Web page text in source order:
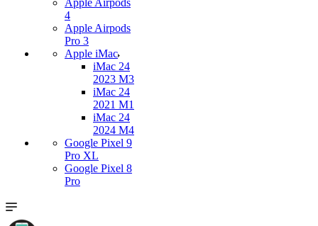
Apple Airpods
4
Apple Airpods
Pro 3
Apple iMac
iMac 24
2023 M3
iMac 24
2021 M1
iMac 24
2024 M4
Google Pixel 9
Pro XL
Google Pixel 8
Pro